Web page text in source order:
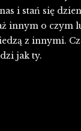
i stań się
innym o czym
z innymi.
jak ty.